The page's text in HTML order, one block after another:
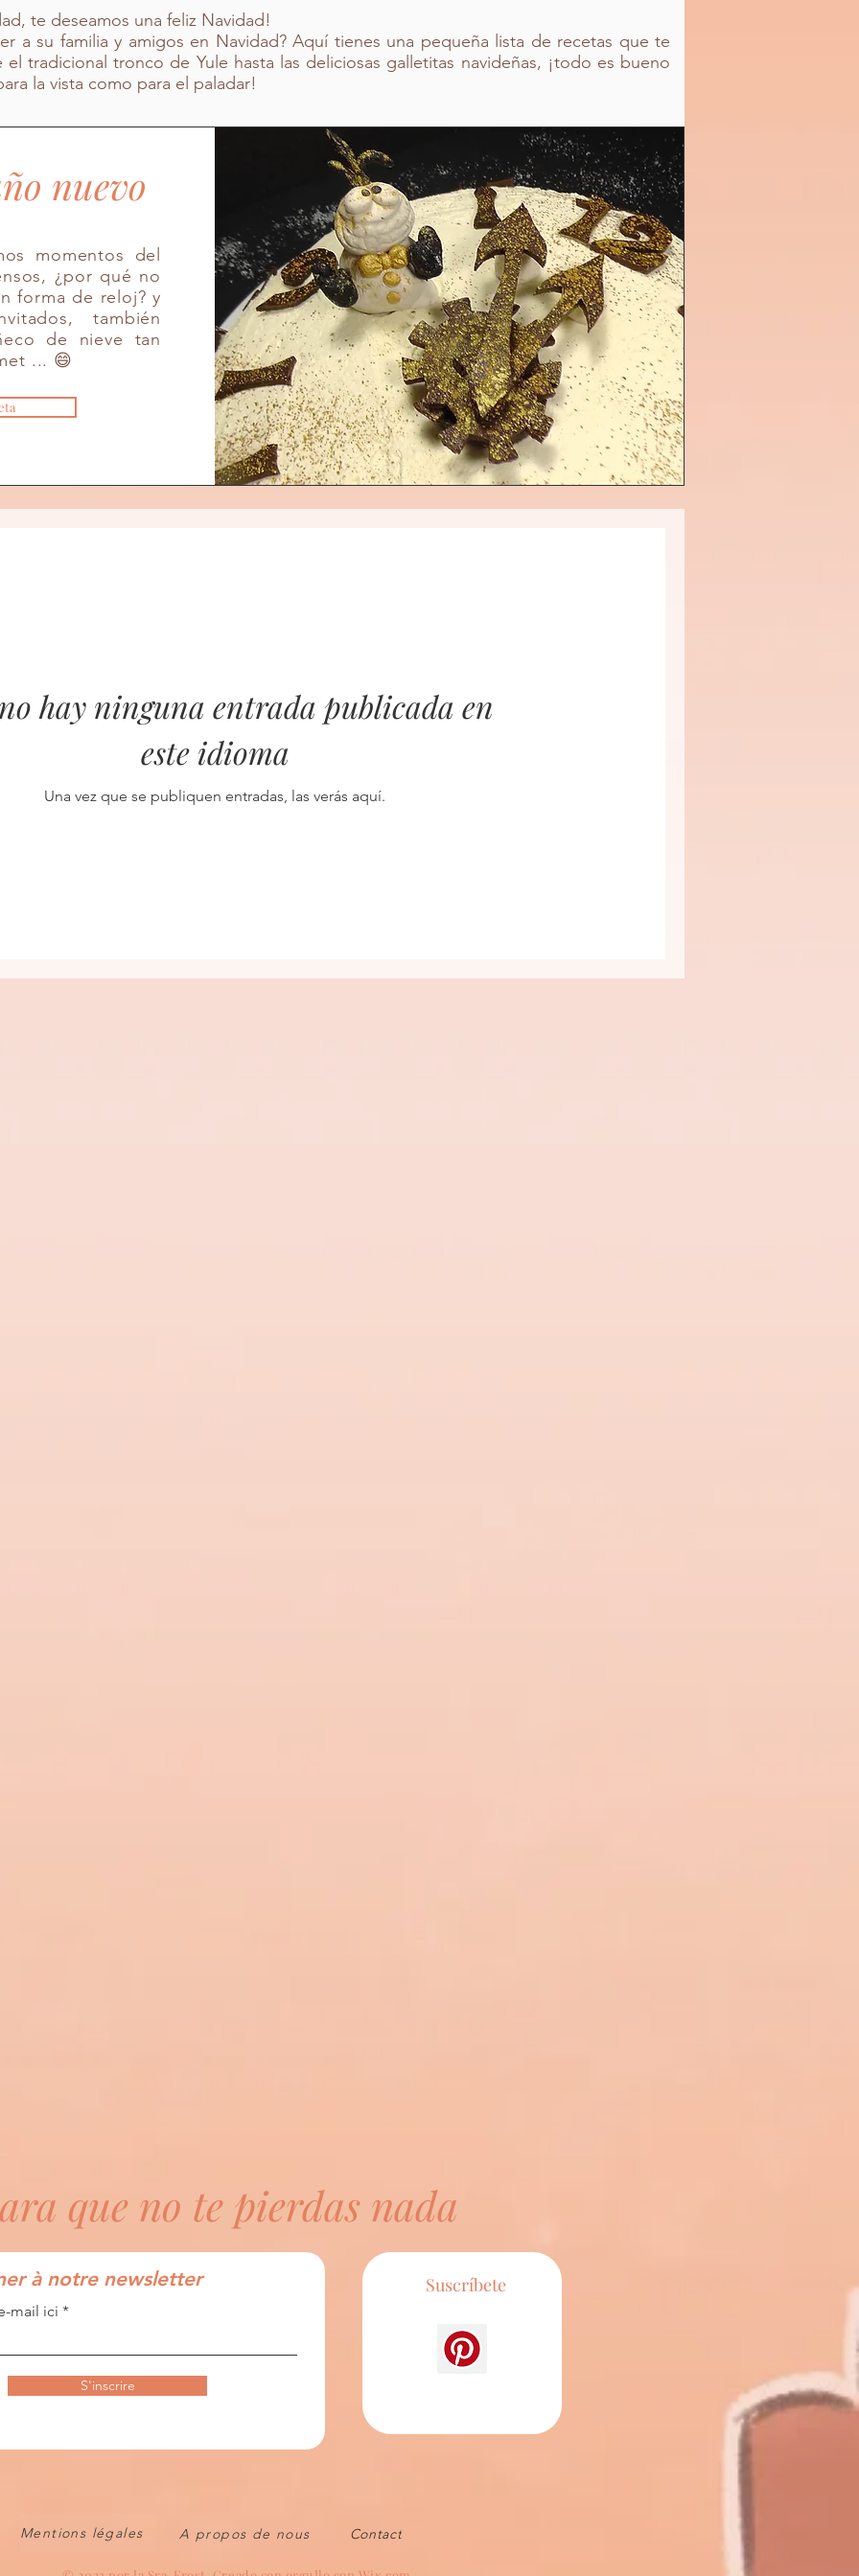
te deseamos una feliz Navidad!
a su familia y amigos en Navidad? Aquí tienes una pequeña lista de recetas que te
tradicional tronco de Yule hasta las deliciosas galletitas navideñas, ¡todo es bueno
la vista como para el paladar!
nuevo
momentos del
¿por qué no
forma de reloj? y
también
de nieve tan
... 😄
hay ninguna entrada publicada en
este idioma
Una vez que se publiquen entradas, las verás aquí.
que no te pierdas nada
à notre newsletter
mail ici
S'inscrire
Suscríbete
Mentions légales A propos de nous Contact